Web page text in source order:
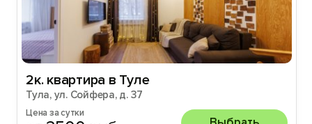
2к. квартира в Туле
Тула, ул. Сойфера, д. 37
Цена за сутки